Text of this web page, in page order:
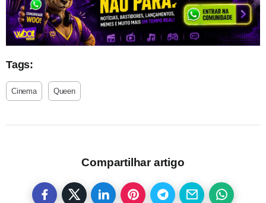
Tags:
Cinema Queen
Compartilhar artigo